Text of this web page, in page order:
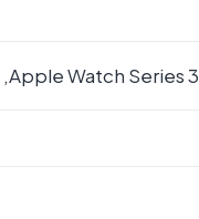
Apple Watch Series 3
,